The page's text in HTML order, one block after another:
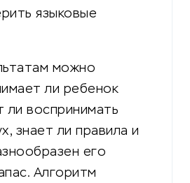
языковые
можно
ли ребенок
ли воспринимать
знает ли правила и
его
Алгоритм